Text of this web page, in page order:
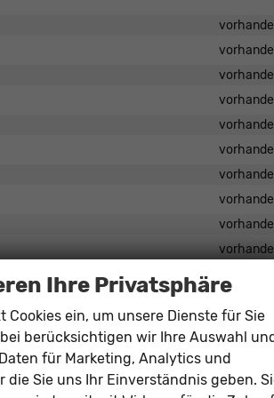
Ihre Privatsphäre
Cookies ein, um unsere Dienste für Sie
berücksichtigen wir Ihre Auswahl
für Marketing, Analytics und
die Sie uns Ihr Einverständnis geben.